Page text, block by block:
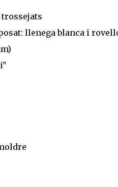
llenega blanca i